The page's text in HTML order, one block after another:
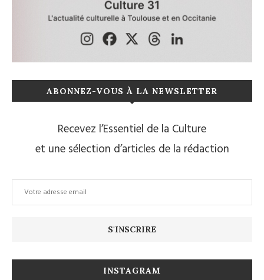
ABONNEZ-VOUS À LA NEWSLETTER
Recevez l’Essentiel de la Culture
et une sélection d’articles de la rédaction
INSTAGRAM